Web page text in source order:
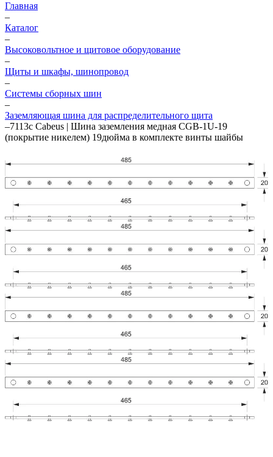
Главная
–
Каталог
–
Высоковольтное и щитовое оборудование
–
Щиты и шкафы, шинопровод
–
Системы сборных шин
–
Заземляющая шина для распределительного щита
–7113c Cabeus | Шина заземления медная CGB-1U-19
(покрытие никелем) 19дюйма в комплекте винты шайбы